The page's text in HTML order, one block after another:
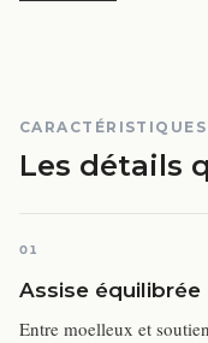
CARACTÉRISTIQUES
Les détails
01
Assise équilibrée
Entre moelleux et